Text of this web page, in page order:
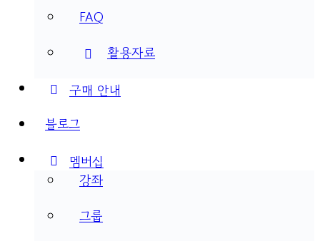
FAQ
활용자료
구매 안내
블로그
멤버십
강좌
그룹